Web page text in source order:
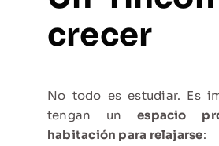
crecer
No todo es estudiar. Es
tengan unespacio
habitación para relajarse: